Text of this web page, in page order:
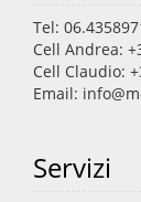
Tel:
Cell Andrea:
Cell Claudio:
Email:
Servizi